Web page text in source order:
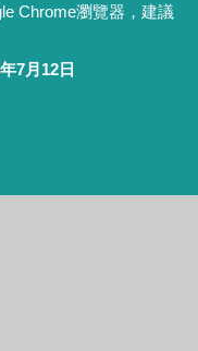
Chrome瀏覽器，建議
7月12日